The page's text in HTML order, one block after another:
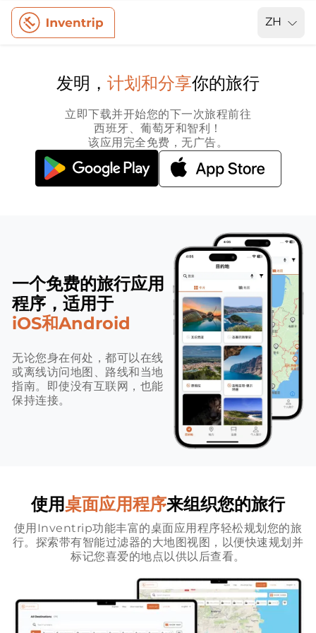
ZH
发明， 计划和分享你的旅行
立即下载并开始您的下一次旅程前往
西班牙、葡萄牙和智利！
该应用完全免费，无广告。
一个免费的旅行应用
程序，适用于
iOS和Android
无论您身在何处，都可以在线
或离线访问地图、路线和当地
指南。即使没有互联网，也能
保持连接。
使用桌面应用程序来组织您的旅行
使用Inventrip功能丰富的桌面应用程序轻松规划您的旅
行。探索带有智能过滤器的大地图视图，以便快速规划并
标记您喜爱的地点以供以后查看。